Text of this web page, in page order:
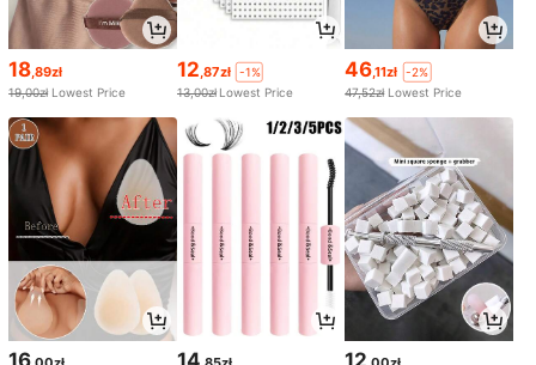
18 ,89zł
19,00zł Lowest Price
12 ,87zł
-1%
13,00zł Lowest Price
46,11zł
-2%
47,52zł Lowest Price
16 14 12